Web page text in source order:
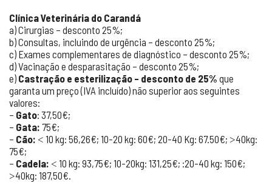
Clínica Veterinária do Carandá
a) Cirurgias – desconto 25%;
b) Consultas, incluindo de urgência – desconto 25%;
c) Exames complementares de diagnóstico – desconto 25%;
d) Vacinação e desparasitação – desconto 25%;
e) Castração e esterilização – desconto de 25% que
garanta um preço (IVA incluído) não superior aos seguintes
valores:
– Gato: 37,50€;
– Gata: 75€;
– Cão: ˂ 10 kg: 56,26€; 10-20 kg: 60€; 20-40 Kg: 67.50€; ˃40kg:
75€;
– Cadela: ˂ 10 kg: 93,75€; 10-20kg: 131,25€; :20-40 kg: 150€;
˃40kg: 187,50€.